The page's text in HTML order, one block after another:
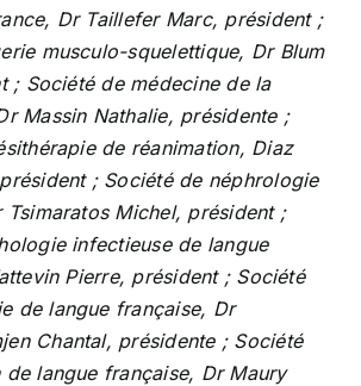
Dr Taillefer Marc, président ;
musculo-squelettique, Dr Blum
; Société de médecine de la
Massin Nathalie, présidente ;
de réanimation, Diaz
; Société de néphrologie
Michel, président ;
infectieuse de langue
Pierre, président ; Société
de langue française, Dr
Chantal, présidente ; Société
de langue française, Dr Maury